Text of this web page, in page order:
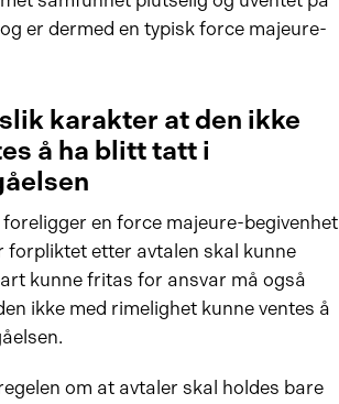
er dermed en typisk force majeure-
karakter at den ikke
å ha blitt tatt i
en force majeure-begivenhet
etter avtalen skal kunne
kunne fritas for ansvar må også
ikke med rimelighet kunne ventes å
om at avtaler skal holdes bare